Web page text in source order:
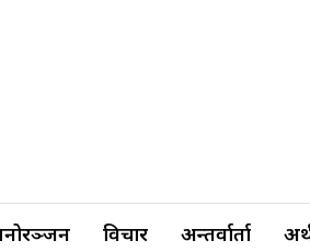
विचार अन्तर्वार्ता